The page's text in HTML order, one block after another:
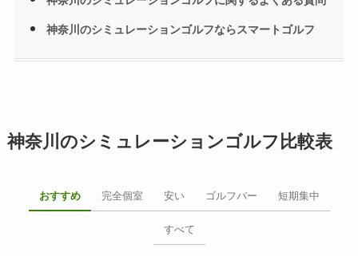
神奈川のシミュレーションゴルフならスマートゴルフ
神奈川のシミュレーションゴルフ比較表
おすすめ 完全個室 安い ゴルフバー 短期集中
すべて